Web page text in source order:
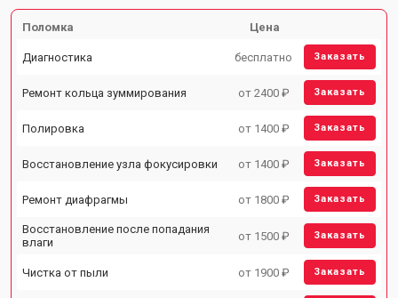
Поломка Цена
Диагностика бесплатно Заказать
Ремонт кольца зуммирования от 2400 ₽ Заказать
Полировка от 1400 ₽ Заказать
Восстановление узла фокусировки от 1400 ₽ Заказать
Ремонт диафрагмы от 1800 ₽ Заказать
Восстановление после попадания
влаги
от 1500 ₽ Заказать
Чистка от пыли от 1900 ₽ Заказать